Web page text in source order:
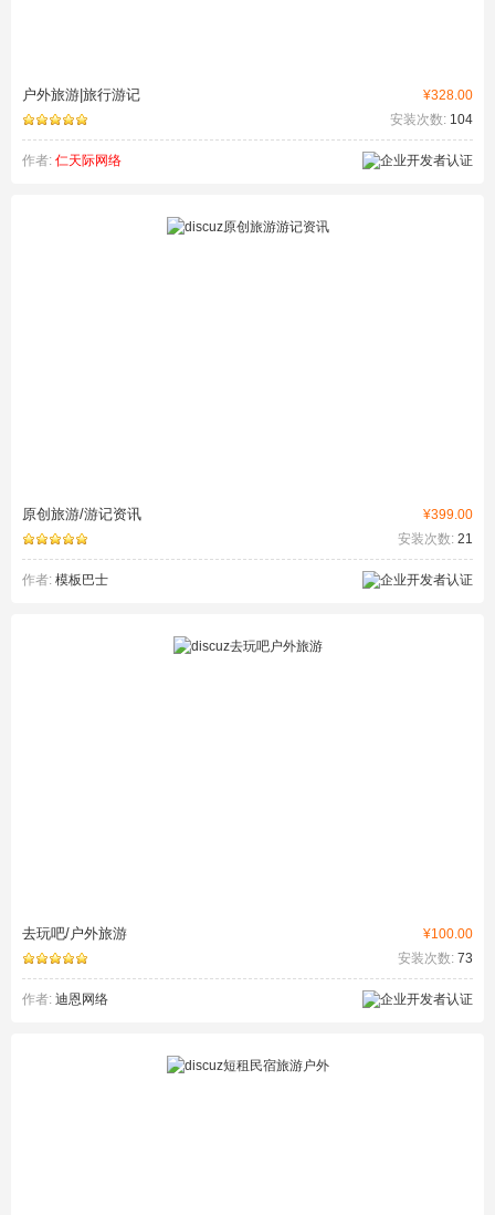
¥328.00
户外旅游|旅行游记
安装次数: 104
作者: 仁天际网络
¥399.00
原创旅游/游记资讯
安装次数: 21
作者: 模板巴士
¥100.00
去玩吧/户外旅游
安装次数: 73
作者: 迪恩网络